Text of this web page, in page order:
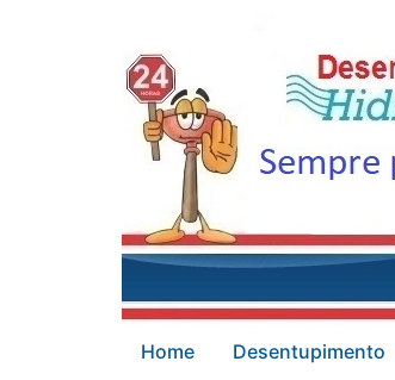
Home Desentupimento